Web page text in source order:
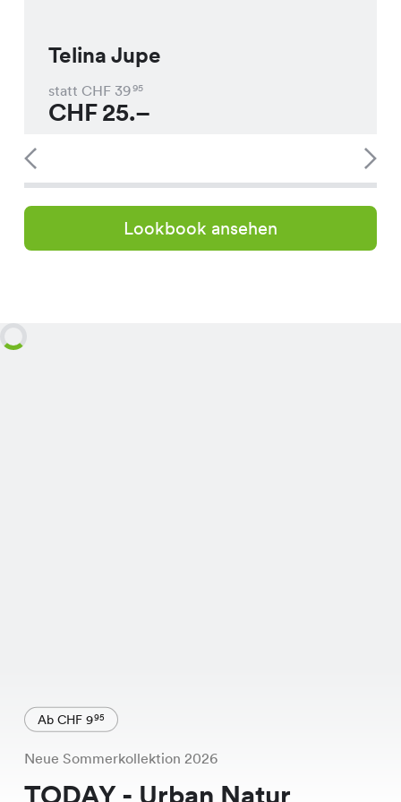
Telina Jupe
statt CHF 3995
CHF25.–
Lookbook ansehen
Ab CHF 995
Neue Sommerkollektion 2026
TODAY - Urban Natur